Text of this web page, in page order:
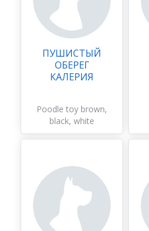
ПУШИСТЫЙ
ОБЕРЕГ
КАЛЕРИЯ
Poodle toy brown,
black, white